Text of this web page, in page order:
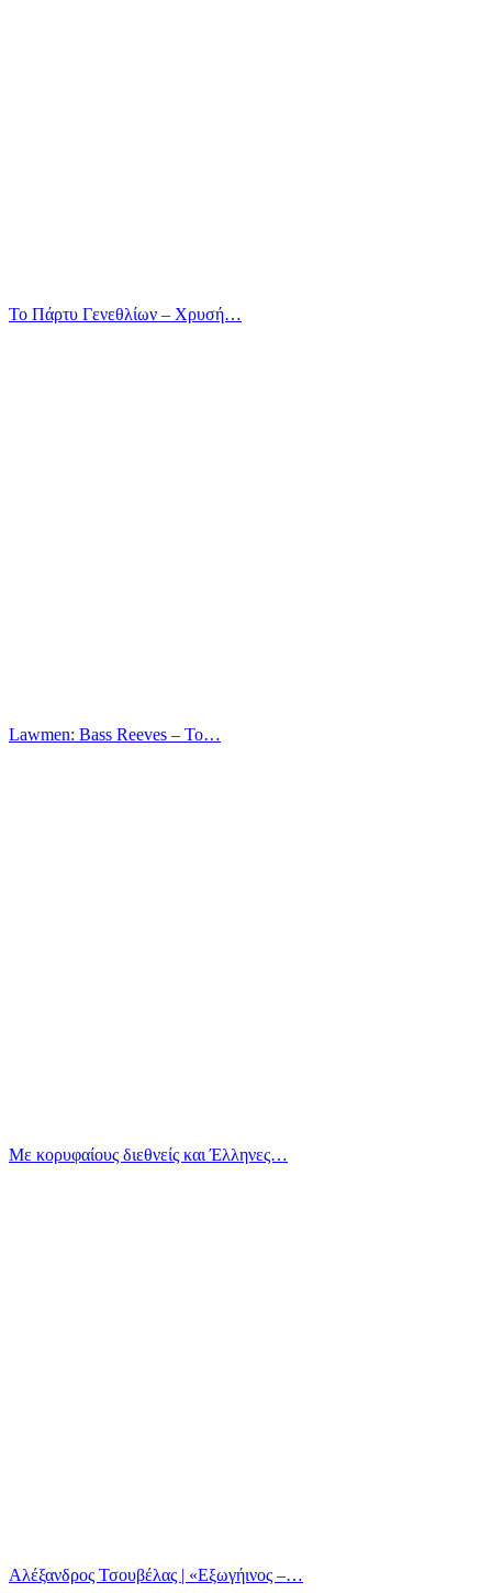
Το Πάρτυ Γενεθλίων – Χρυσή…
Lawmen: Bass Reeves – Το…
Με κορυφαίους διεθνείς και Έλληνες…
Αλέξανδρος Τσουβέλας | «Εξωγήινος –…